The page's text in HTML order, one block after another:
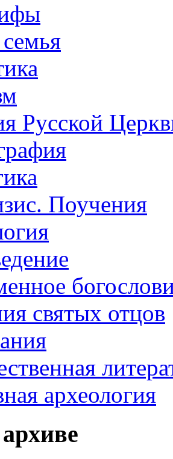
Русской
Поучения
святых отцов
археология